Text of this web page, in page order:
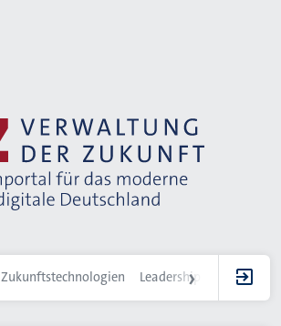
Zukunftstechnologien Leadership IT-